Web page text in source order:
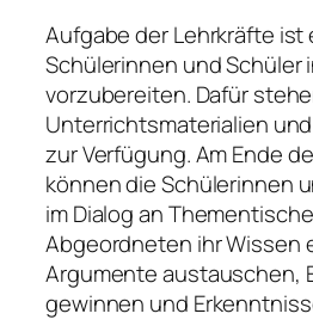
Aufgabe der Lehrkräfte ist
Schülerinnen und Schüler
vorzubereiten. Dafür
Unterrichtsmaterialien
zur Verfügung. Am Ende
können die Schülerinnen
im Dialog an
Abgeordneten ihr Wissen
Argumente austauschen,
gewinnen und